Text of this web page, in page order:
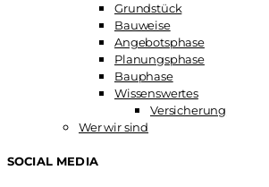
Grundstück
Bauweise
Angebotsphase
Planungsphase
Bauphase
Wissenswertes
Versicherung
Wer wir sind
SOCIAL MEDIA